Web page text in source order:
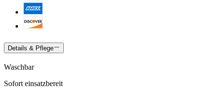
Details & Pflege
Waschbar
Sofort einsatzbereit